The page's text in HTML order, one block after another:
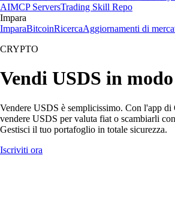
AIMCP ServersTrading Skill Repo
Impara
ImparaBitcoinRicercaAggiornamenti di
CRYPTO
Vendi USDS in
Vendere USDS è semplicissimo. Con l'app
vendere USDS per valuta fiat o scambiarli
Gestisci il tuo portafoglio in totale sicurezza.
Iscriviti ora